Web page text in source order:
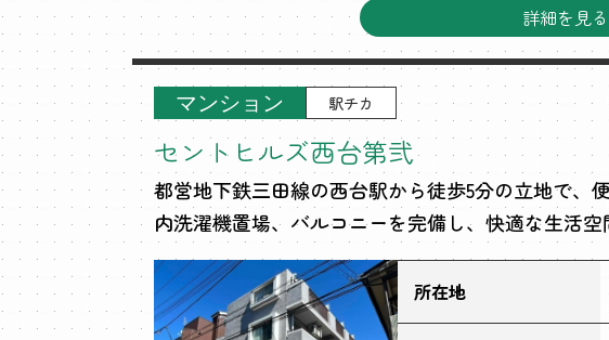
詳細を見る
マンション 駅チカ
セントヒルズ西台第弐
都営地下鉄三田線の西台駅から徒歩5分の立地で、
内洗濯機置場、バルコニーを完備し、快適な生活空
所在地